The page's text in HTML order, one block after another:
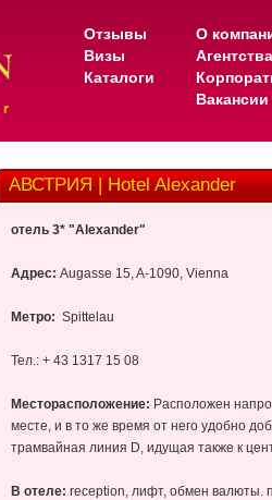
Отзывы
Визы
Каталоги
О
Вакансии
АВСТРИЯ | Hotel Alexander
отель 3* "Alexander"
Адрес: Augasse 15, A-1090, Vienna
Метро: Spittelau
Тел.: + 43 1317 15 08
Месторасположение: Расположен
месте, и в то же время от него удобно
трамвайная линия D, идущая также к
В отеле: reception, лифт, обмен валюты.